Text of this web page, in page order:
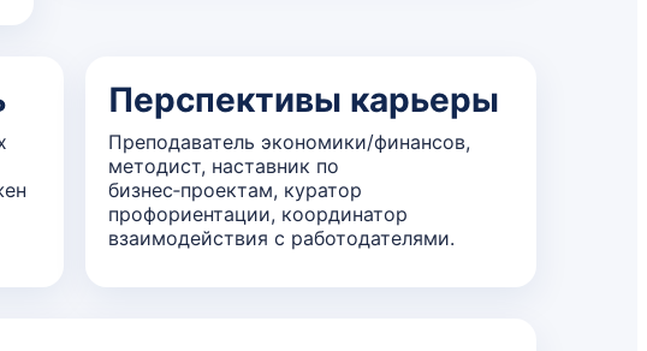
Перспективы карьеры
Преподаватель экономики/финансов,
методист, наставник по
бизнес‑проектам, куратор
профориентации, координатор
взаимодействия с работодателями.